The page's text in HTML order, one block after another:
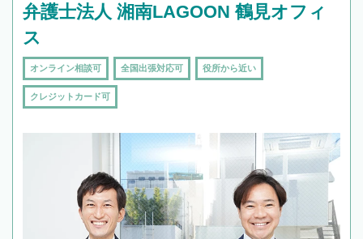
弁護士法人 湘南LAGOON 鶴見オフィ
ス
オンライン相談可 全国出張対応可 役所から近い
クレジットカード可